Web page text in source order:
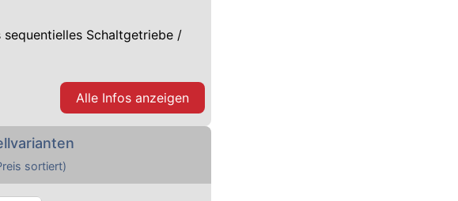
Schaltgetriebe /
Alle Infos anzeigen
sortiert)